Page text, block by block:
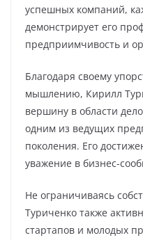
успешных компаний,
демонстрирует его
предприимчивость и
Благодаря своему
мышлению, Кирилл
вершину в области
одним из ведущих
поколения. Его
уважение в бизнес-
Не ограничиваясь
Туриченко также
стартапов и молодых